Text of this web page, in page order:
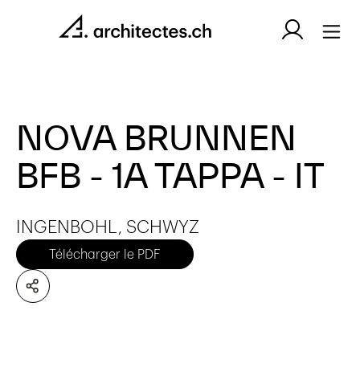
NOVA BRUNNEN
BFB - 1A TAPPA - IT
INGENBOHL, SCHWYZ
Télécharger le PDF